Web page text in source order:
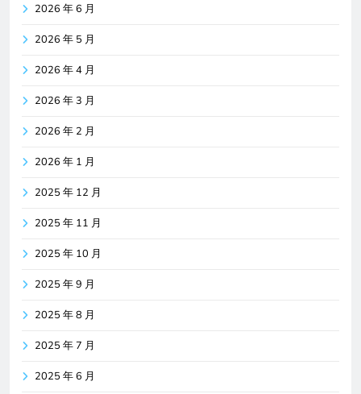
2026 年 6 月
2026 年 5 月
2026 年 4 月
2026 年 3 月
2026 年 2 月
2026 年 1 月
2025 年 12 月
2025 年 11 月
2025 年 10 月
2025 年 9 月
2025 年 8 月
2025 年 7 月
2025 年 6 月